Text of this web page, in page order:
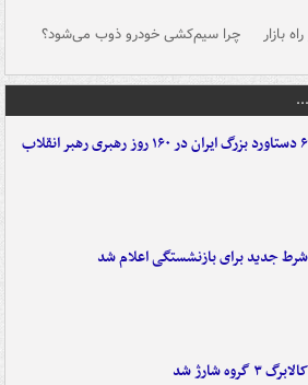
بازار چرا سیم‌کشی خودرو ذوب می‌شود؟
۶ دستاورد بزرگ ایران در ۱۶۰ روز رهبری رهبر انقلاب
شرط جدید برای بازنشستگی اعلام شد
کالابرگ ۳ گروه شارژ شد